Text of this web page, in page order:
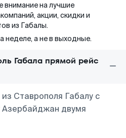
внимание на лучшие
акции, скидки и
из Габалы.
неделе, а не в выходные.
Габала прямой рейс
Ставрополя Габалу с
Азербайджан двумя